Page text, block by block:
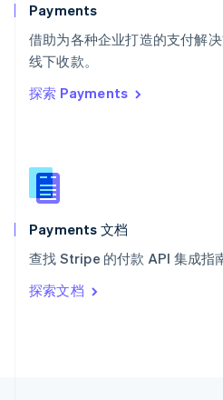
Payments
借助为各种企业打造的支付解
线下收款。
探索 Payments
Payments 文档
查找 Stripe 的付款 API 集成指
探索文档
泰国
ไทยEnglish
希腊
English
西班牙
新西兰
English
匈牙利
English
ItalianoEnglish
印度
English